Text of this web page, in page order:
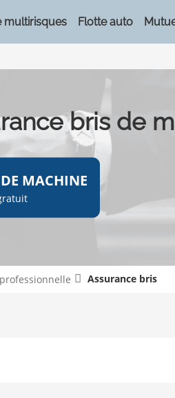
multirisques Flotte auto
bris de
MACHINE
Assurance bris